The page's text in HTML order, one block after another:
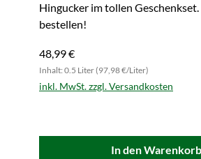
Hingucker im tollen Geschenkset.
bestellen!
48,99 €
Inhalt: 0.5 Liter (97,98 €/Liter)
inkl. MwSt. zzgl. Versandkosten
In den Warenkorb